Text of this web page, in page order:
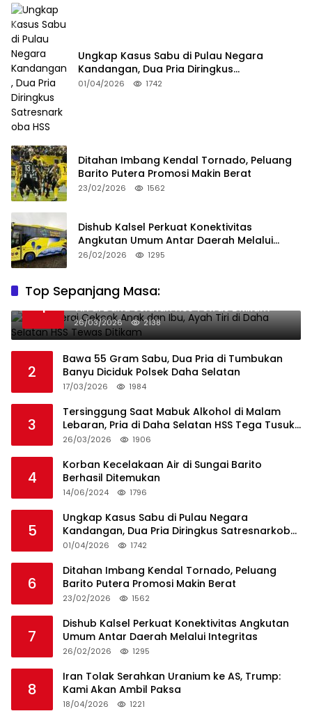
Ungkap Kasus Sabu di Pulau Negara
Kandangan, Dua Pria Diringkus
Satresnarkoba HSS
01/04/2026 1742
Ditahan Imbang Kendal Tornado, Peluang
Barito Putera Promosi Makin Berat
23/02/2026 1562
Dishub Kalsel Perkuat Konektivitas
Angkutan Umum Antar Daerah Melalui
Integritas
26/02/2026 1295
Top Sepanjang Masa:
1
Niat Melerai Cekcok Anak dan Ibu, Ayah
Tiri di Daha Selatan HSS Tewas Ditikam
26/03/2026 2138
2
Bawa 55 Gram Sabu, Dua Pria di Tumbukan
Banyu Diciduk Polsek Daha Selatan
17/03/2026 1984
3
Tersinggung Saat Mabuk Alkohol di Malam
Lebaran, Pria di Daha Selatan HSS Tega Tusuk
Teman Sendiri
26/03/2026 1906
4
Korban Kecelakaan Air di Sungai Barito
Berhasil Ditemukan
14/06/2024 1796
5
Ungkap Kasus Sabu di Pulau Negara
Kandangan, Dua Pria Diringkus Satresnarkoba
HSS
01/04/2026 1742
6
Ditahan Imbang Kendal Tornado, Peluang
Barito Putera Promosi Makin Berat
23/02/2026 1562
7
Dishub Kalsel Perkuat Konektivitas Angkutan
Umum Antar Daerah Melalui Integritas
26/02/2026 1295
8
Iran Tolak Serahkan Uranium ke AS, Trump:
Kami Akan Ambil Paksa
18/04/2026 1221